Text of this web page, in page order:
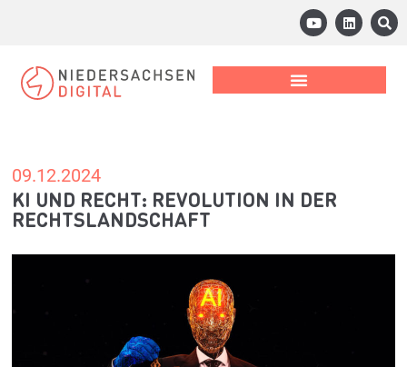
09.12.2024
KI UND RECHT: REVOLUTION IN DER
RECHTSLANDSCHAFT